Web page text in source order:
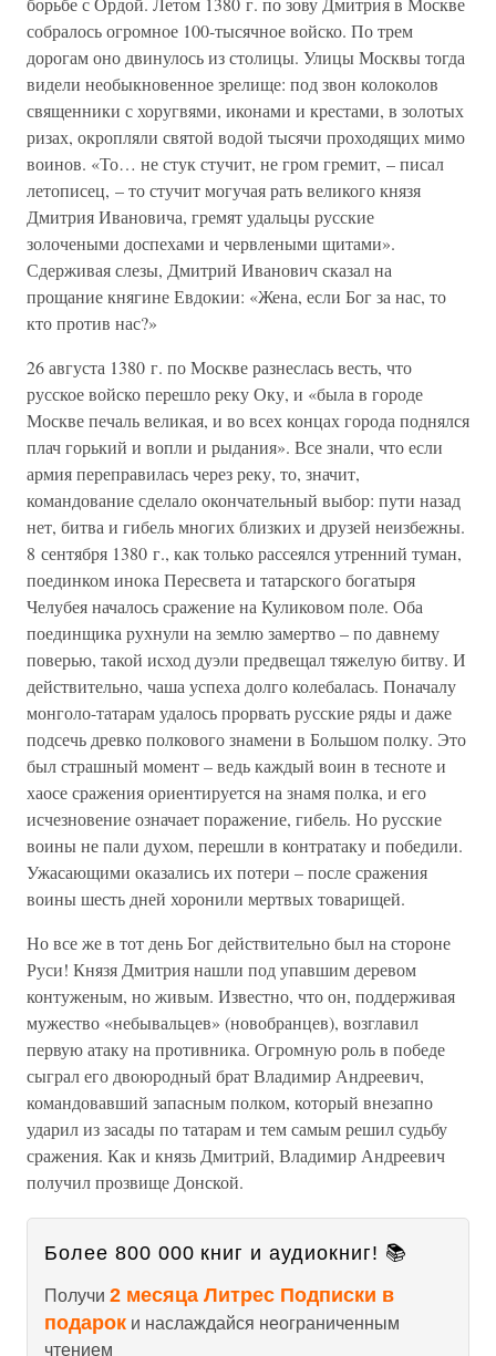
собралось огромное 100-тысячное войско. По трем
дорогам оно двинулось из столицы. Улицы Москвы тогда
видели необыкновенное зрелище: под звон колоколов
священники с хоругвями, иконами и крестами, в золотых
ризах, окропляли святой водой тысячи проходящих мимо
воинов. «То… не стук стучит, не гром гремит, – писал
летописец, – то стучит могучая рать великого князя
Дмитрия Ивановича, гремят удальцы русские
золочеными доспехами и червлеными щитами».
Сдерживая слезы, Дмитрий Иванович сказал на
прощание княгине Евдокии: «Жена, если Бог за нас, то
кто против нас?»
26 августа 1380 г. по Москве разнеслась весть, что
русское войско перешло реку Оку, и «была в городе
Москве печаль великая, и во всех концах города поднялся
плач горький и вопли и рыдания». Все знали, что если
армия переправилась через реку, то, значит,
командование сделало окончательный выбор: пути назад
нет, битва и гибель многих близких и друзей неизбежны.
8 сентября 1380 г., как только рассеялся утренний туман,
поединком инока Пересвета и татарского богатыря
Челубея началось сражение на Куликовом поле. Оба
поединщика рухнули на землю замертво – по давнему
поверью, такой исход дуэли предвещал тяжелую битву. И
действительно, чаша успеха долго колебалась. Поначалу
монголо-татарам удалось прорвать русские ряды и даже
подсечь древко полкового знамени в Большом полку. Это
был страшный момент – ведь каждый воин в тесноте и
хаосе сражения ориентируется на знамя полка, и его
исчезновение означает поражение, гибель. Но русские
воины не пали духом, перешли в контратаку и победили.
Ужасающими оказались их потери – после сражения
воины шесть дней хоронили мертвых товарищей.
Но все же в тот день Бог действительно был на стороне
Руси! Князя Дмитрия нашли под упавшим деревом
контуженым, но живым. Известно, что он, поддерживая
мужество «небывальцев» (новобранцев), возглавил
первую атаку на противника. Огромную роль в победе
сыграл его двоюродный брат Владимир Андреевич,
командовавший запасным полком, который внезапно
ударил из засады по татарам и тем самым решил судьбу
сражения. Как и князь Дмитрий, Владимир Андреевич
получил прозвище Донской.
Более 800 000 книг и аудиокниг! 📚
Получи 2 месяца Литрес Подписки в
подарок и наслаждайся неограниченным
чтением